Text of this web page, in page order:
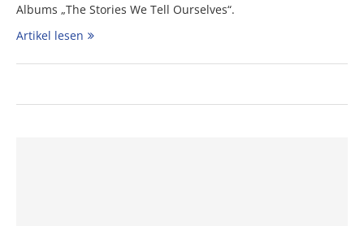
Albums „The Stories We Tell Ourselves“.
Artikel lesen